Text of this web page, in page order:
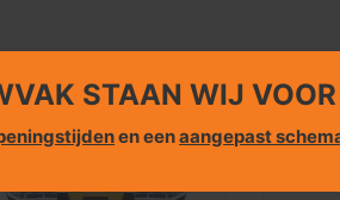
STAAN WIJ
en eenaangepast